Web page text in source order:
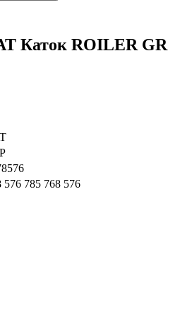
Каток ROILER GR
576 785 768 576